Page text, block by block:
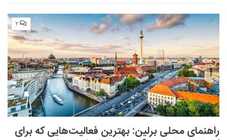
چهره‌ها
عکاسی و هنرهای تجسمی
کتاب و کتاب‌خوانی
تاریخ
معماری
علمی
فناوری‌ها
نجوم و هوا فضا
۲
راهنمای محلی برلین: بهترین فعالیت‌هایی که برای